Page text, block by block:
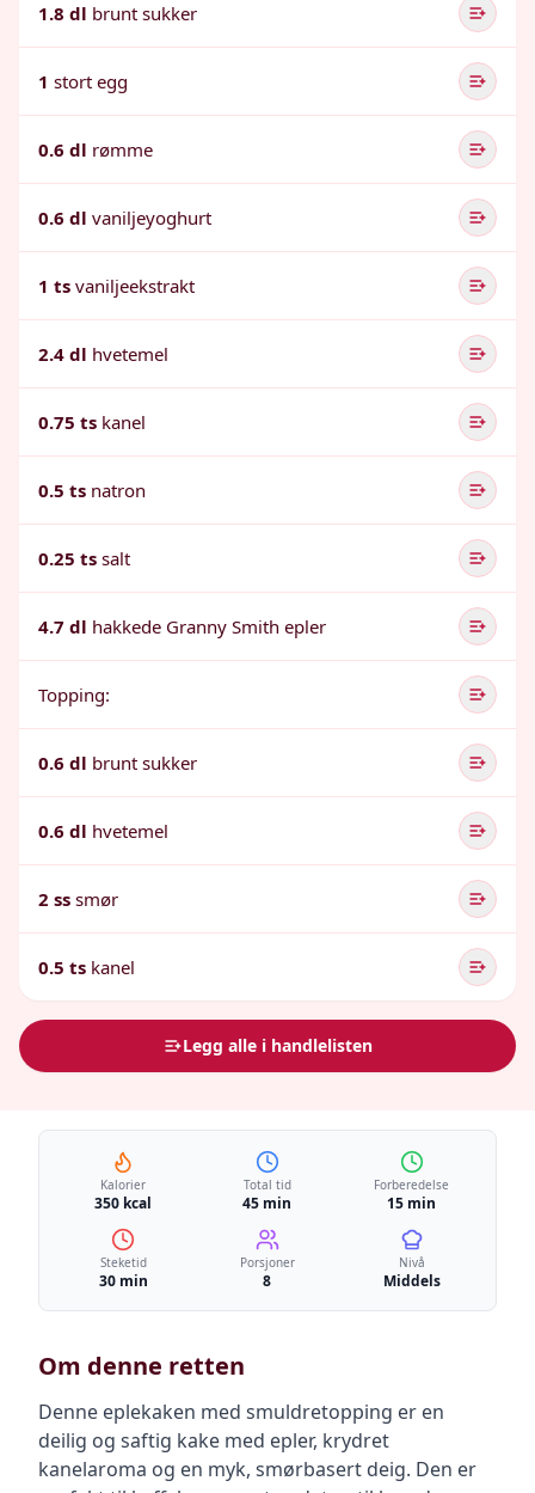
1.8 dl brunt sukker
1 stort egg
0.6 dl rømme
0.6 dl vaniljeyoghurt
1 ts vaniljeekstrakt
2.4 dl hvetemel
0.75 ts kanel
0.5 ts natron
0.25 ts salt
4.7 dl hakkede Granny Smith epler
Topping:
0.6 dl brunt sukker
0.6 dl hvetemel
2 ss smør
0.5 ts kanel
Legg alle i handlelisten
Kalorier
350 kcal
Total tid
45 min
Forberedelse
15 min
Steketid
30 min
Porsjoner
8
Nivå
Middels
Om denne retten
Denne eplekaken med smuldretopping er en
deilig og saftig kake med epler, krydret
kanelaroma og en myk, smørbasert deig. Den er